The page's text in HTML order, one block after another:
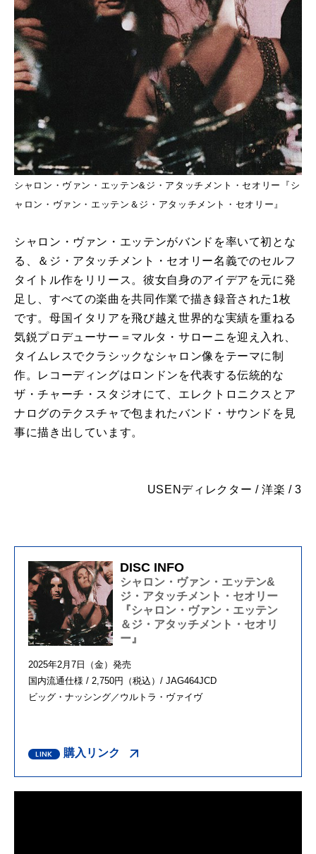
シャロン・ヴァン・エッテン&ジ・アタッチメント・セオリー『シ
ャロン・ヴァン・エッテン＆ジ・アタッチメント・セオリー』
シャロン・ヴァン・エッテンがバンドを率いて初とな
る、＆ジ・アタッチメント・セオリー名義でのセルフ
タイトル作をリリース。彼女自身のアイデアを元に発
足し、すべての楽曲を共同作業で描き録音された1枚
です。母国イタリアを飛び越え世界的な実績を重ねる
気鋭プロデューサー＝マルタ・サローニを迎え入れ、
タイムレスでクラシックなシャロン像をテーマに制
作。レコーディングはロンドンを代表する伝統的な
ザ・チャーチ・スタジオにて、エレクトロニクスとア
ナログのテクスチャで包まれたバンド・サウンドを見
事に描き出しています。
USENディレクター / 洋楽 / 3
DISC INFO
シャロン・ヴァン・エッテン&
ジ・アタッチメント・セオリー
『シャロン・ヴァン・エッテン
＆ジ・アタッチメント・セオリ
ー』
2025年2月7日（金）発売
国内流通仕様 / 2,750円（税込）/ JAG464JCD
ビッグ・ナッシング／ウルトラ・ヴァイヴ
購入リンク